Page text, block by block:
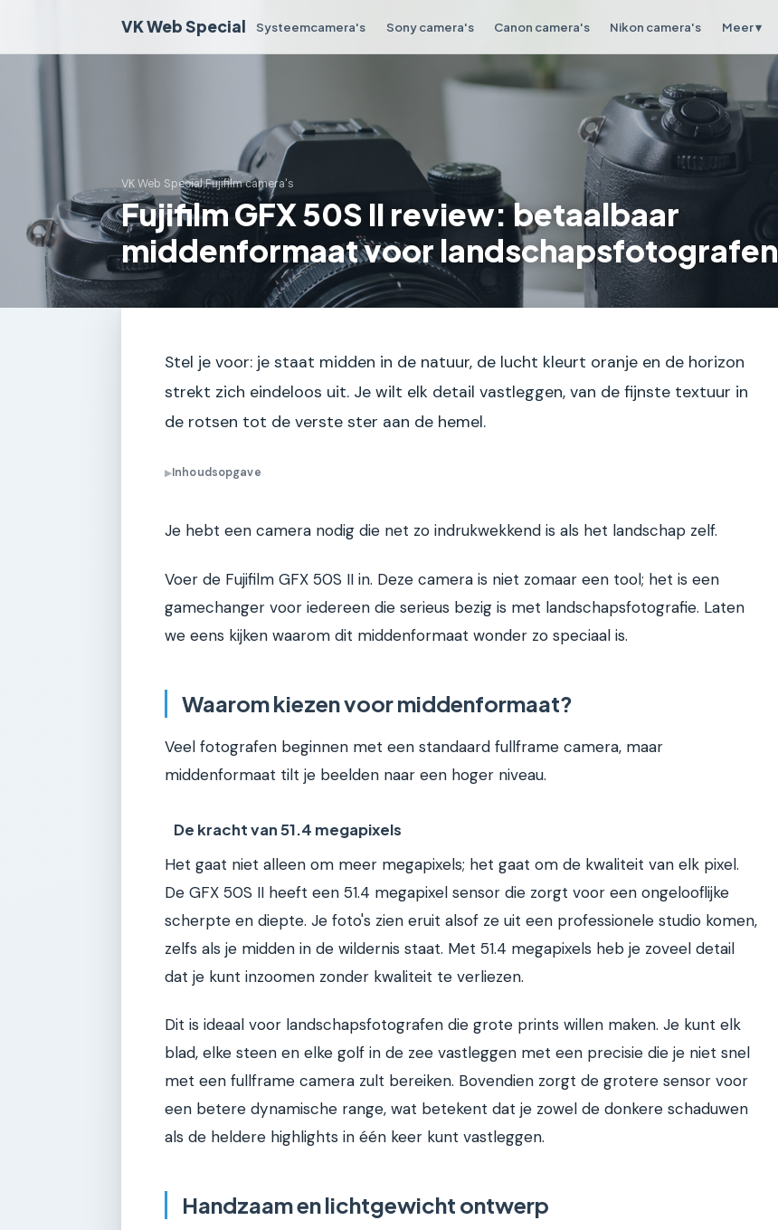
VK Web Special Systeemcamera's Sony camera's Canon camera's Nikon camera's Meer ▾
VK Web Special›Fujifilm camera's
Fujifilm GFX 50S II review: betaalbaar
middenformaat voor landschapsfotografen
Stel je voor: je staat midden in de natuur, de lucht kleurt oranje en de horizon
strekt zich eindeloos uit. Je wilt elk detail vastleggen, van de fijnste textuur in
de rotsen tot de verste ster aan de hemel.
▶Inhoudsopgave
Je hebt een camera nodig die net zo indrukwekkend is als het landschap zelf.
Voer de Fujifilm GFX 50S II in. Deze camera is niet zomaar een tool; het is een
gamechanger voor iedereen die serieus bezig is met landschapsfotografie. Laten
we eens kijken waarom dit middenformaat wonder zo speciaal is.
Waarom kiezen voor middenformaat?
Veel fotografen beginnen met een standaard fullframe camera, maar
middenformaat tilt je beelden naar een hoger niveau.
De kracht van 51.4 megapixels
Het gaat niet alleen om meer megapixels; het gaat om de kwaliteit van elk pixel.
De GFX 50S II heeft een 51.4 megapixel sensor die zorgt voor een ongelooflijke
scherpte en diepte. Je foto's zien eruit alsof ze uit een professionele studio komen,
zelfs als je midden in de wildernis staat. Met 51.4 megapixels heb je zoveel detail
dat je kunt inzoomen zonder kwaliteit te verliezen.
Dit is ideaal voor landschapsfotografen die grote prints willen maken. Je kunt elk
blad, elke steen en elke golf in de zee vastleggen met een precisie die je niet snel
met een fullframe camera zult bereiken. Bovendien zorgt de grotere sensor voor
een betere dynamische range, wat betekent dat je zowel de donkere schaduwen
als de heldere highlights in één keer kunt vastleggen.
Handzaam en lichtgewicht ontwerp